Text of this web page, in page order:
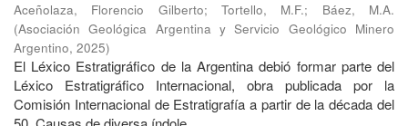
Aceñolaza, Florencio Gilberto;Tortello, M.F.; Báez, M.A.
(Asociación Geológica Argentina y Servicio Geológico Minero
Argentino, 2025)
El Léxico Estratigráfico de la Argentina debió formar parte del
Léxico Estratigráfico Internacional, obra publicada por la
Comisión Internacional de Estratigrafía a partir de la década del